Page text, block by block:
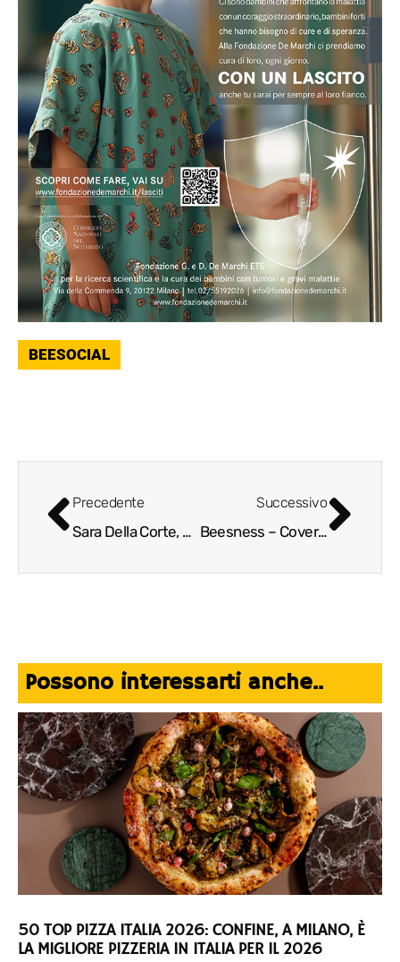
BEESOCIAL
Precedente
Sara Della Corte, digital & e-commerce manager di Silvian Heach
Successivo
Beesness – Cover: Daniel Fontana
Possono interessarti anche..
50 TOP PIZZA ITALIA 2026: CONFINE, A MILANO, È
LA MIGLIORE PIZZERIA IN ITALIA PER IL 2026